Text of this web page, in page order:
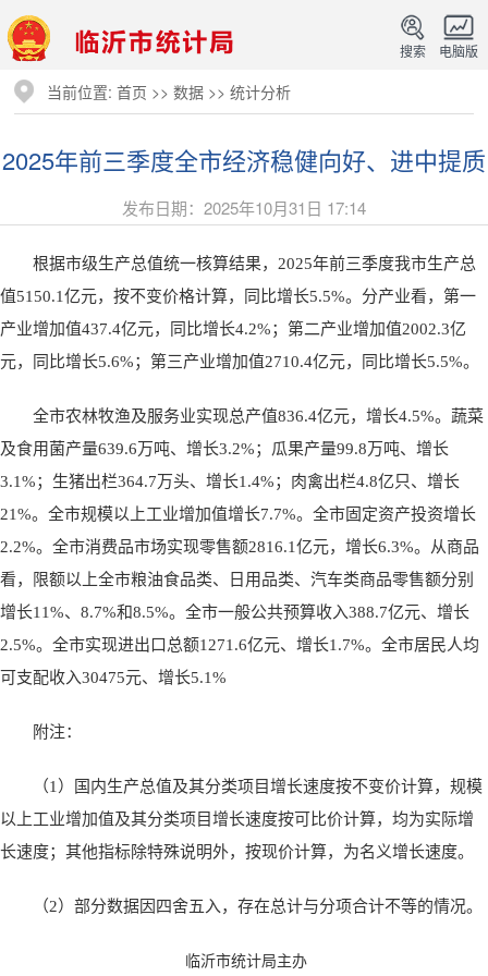
电脑版
搜索
当前位置:首页 >>数据 >>统计分析
2025年前三季度全市经济稳健向好、进中提质
发布日期：2025年10月31日 17:14
根据市级生产总值统一核算结果，2025年前三季度我市生产总
值5150.1亿元，按不变价格计算，同比增长5.5%。分产业看，第一
产业增加值437.4亿元，同比增长4.2%；第二产业增加值2002.3亿
元，同比增长5.6%；第三产业增加值2710.4亿元，同比增长5.5%。
全市农林牧渔及服务业实现总产值836.4亿元，增长4.5%。蔬菜
及食用菌产量639.6万吨、增长3.2%；瓜果产量99.8万吨、增长
3.1%；生猪出栏364.7万头、增长1.4%；肉禽出栏4.8亿只、增长
21%。全市规模以上工业增加值增长7.7%。全市固定资产投资增长
2.2%。全市消费品市场实现零售额2816.1亿元，增长6.3%。从商品
看，限额以上全市粮油食品类、日用品类、汽车类商品零售额分别
增长11%、8.7%和8.5%。全市一般公共预算收入388.7亿元、增长
2.5%。全市实现进出口总额1271.6亿元、增长1.7%。全市居民人均
可支配收入30475元、增长5.1%
附注：
（1）国内生产总值及其分类项目增长速度按不变价计算，规模
以上工业增加值及其分类项目增长速度按可比价计算，均为实际增
长速度；其他指标除特殊说明外，按现价计算，为名义增长速度。
（2）部分数据因四舍五入，存在总计与分项合计不等的情况。
临沂市统计局主办